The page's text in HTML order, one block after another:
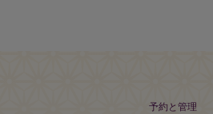
予約と管理